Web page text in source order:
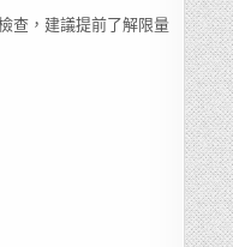
查，建議提前了解限量